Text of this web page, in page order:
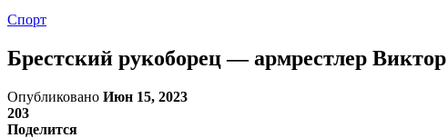
Спорт
Брестский рукоборец — армрестлер
Опубликовано Июн 15, 2023
203
Поделится